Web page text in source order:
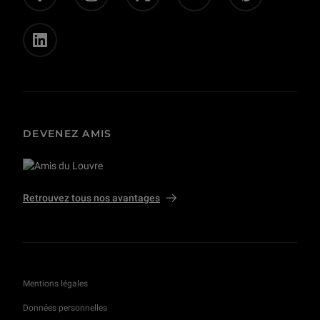
DEVENEZ AMIS
Retrouvez tous nos avantages
Mentions légales
Données personnelles